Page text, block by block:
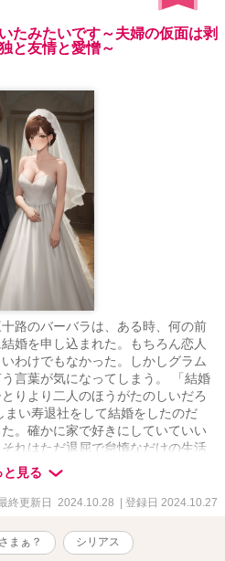
たみたいです～夫婦の仮面は剥
と友情と愛憎～
路のバーバラは、ある時、何の前
婚を申し込まれた。もちろん恋人
わけでもなかった。しかしグラム
言葉が気になってしまう。 「結婚
りより二人のほうがたのしいだろ
い寿退社をして結婚をしたのだ
。確かに家で好きにしていていい
れはただ退屈で怠惰なだけの生活
望んでいるのか、お互いに何かメ
んでしまうバーバラ。誰にも言え
、表面上は完璧な妻を演じなくて
同僚のカトリーヌと偶然出会っ
た彼女に思い切って現在の結婚生
と見る
終更新日 2024.10.28 | 登録日 2024.10.27
さまぁ？ シリアス